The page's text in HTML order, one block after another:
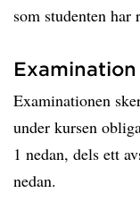
som studenten har
Examination
Examinationen
under kursen
1 nedan, dels ett
nedan.